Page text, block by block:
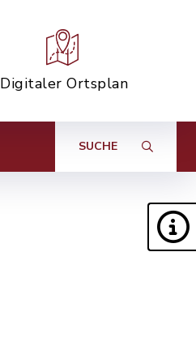
Digitaler Ortsplan
SUCHE